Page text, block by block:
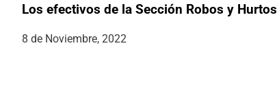
Los efectivos de la Sección Robos y
8 de Noviembre, 2022